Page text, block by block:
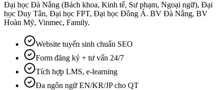
Đại học Đà Nẵng (Bách khoa, Kinh tế, Sư phạm, Ngoại ngữ), Đại
học Duy Tân, Đại học FPT, Đại học Đông Á. BV Đà Nẵng, BV
Hoàn Mỹ, Vinmec, Family.
Website tuyển sinh chuẩn SEO
Form đăng ký + tư vấn 24/7
Tích hợp LMS, e-learning
Đa ngôn ngữ EN/KR/JP cho QT